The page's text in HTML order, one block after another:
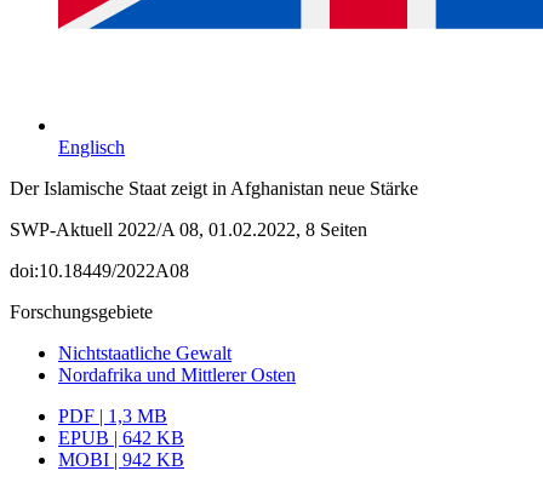
Englisch
Der Islamische Staat zeigt in Afghanistan neue Stärke
SWP-Aktuell 2022/A 08, 01.02.2022, 8 Seiten
doi:10.18449/2022A08
Forschungsgebiete
Nichtstaatliche Gewalt
Nordafrika und Mittlerer Osten
PDF | 1,3 MB
EPUB | 642 KB
MOBI | 942 KB